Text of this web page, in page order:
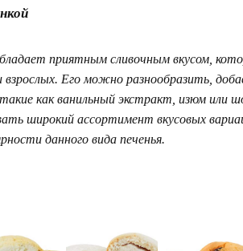
приятным сливочным вкусом,
Его можно разнообразить,
как ванильный экстракт, изюм или
широкий ассортимент вкусовых
данного вида печенья.